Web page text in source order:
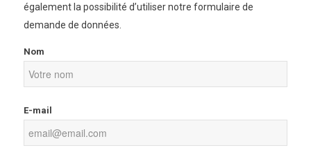
également la possibilité d’utiliser notre formulaire de
demande de données.
Nom
E-mail